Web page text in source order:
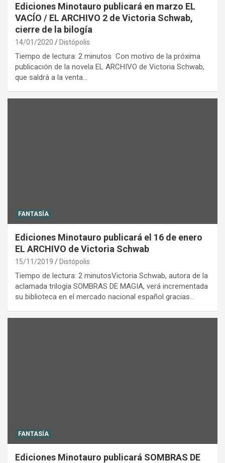
Ediciones Minotauro publicará en marzo EL
VACÍO / EL ARCHIVO 2 de Victoria Schwab,
cierre de la bilogía
14/01/2020 Distópolis
Tiempo de lectura: 2 minutos Con motivo de la próxima
publicación de la novela EL ARCHIVO de Victoria Schwab,
que saldrá a la venta…
FANTASÍA
Ediciones Minotauro publicará el 16 de enero
EL ARCHIVO de Victoria Schwab
15/11/2019 Distópolis
Tiempo de lectura: 2 minutosVictoria Schwab, autora de la
aclamada trilogía SOMBRAS DE MAGIA, verá incrementada
su biblioteca en el mercado nacional español gracias…
FANTASÍA
Ediciones Minotauro publicará SOMBRAS DE